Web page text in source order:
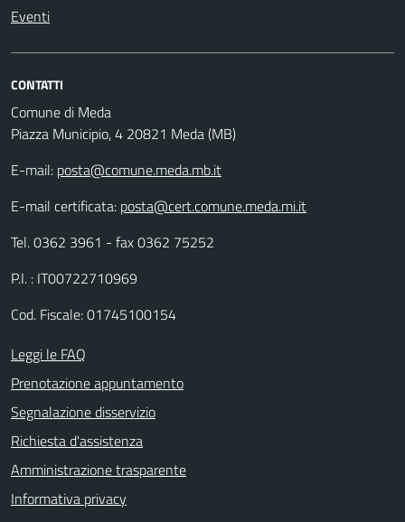
Eventi
CONTATTI
Comune di Meda
Piazza Municipio, 4 20821 Meda (MB)
E-mail: posta@comune.meda.mb.it
E-mail certificata: posta@cert.comune.meda.mi.it
Tel. 0362 3961 - fax 0362 75252
P.I. : IT00722710969
Cod. Fiscale: 01745100154
Leggi le FAQ
Prenotazione appuntamento
Segnalazione disservizio
Richiesta d'assistenza
Amministrazione trasparente
Informativa privacy